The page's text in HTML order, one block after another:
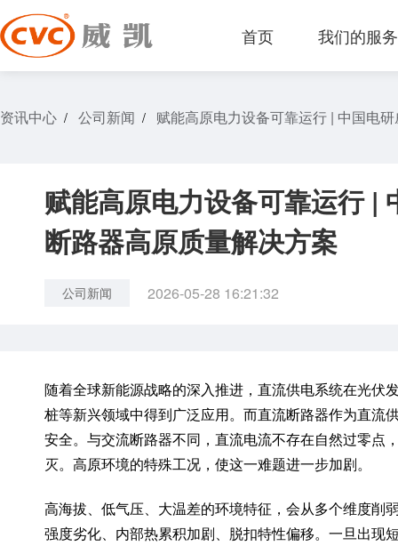
首页 我们的服务
资讯中心 / 公司新闻 / 赋能高原电力设备可靠运行 | 中国电
赋能高原电力设备可靠运行 |
断路器高原质量解决方案
公司新闻 2026-05-28 16:21:32
随着全球新能源战略的深入推进，直流供电系统在光伏
桩等新兴领域中得到广泛应用。而直流断路器作为直流
安全。与交流断路器不同，直流电流不存在自然过零点
灭。高原环境的特殊工况，使这一难题进一步加剧。
高海拔、低气压、大温差的环境特征，会从多个维度
强度劣化、内部热累积加剧、脱扣特性偏移。一旦出现